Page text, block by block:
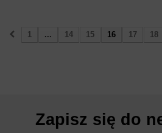
1 ... 14 15 16 17 18
Zapisz się do